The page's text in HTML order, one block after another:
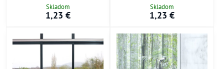
Skladom
1,23 €
Skladom
1,23 €